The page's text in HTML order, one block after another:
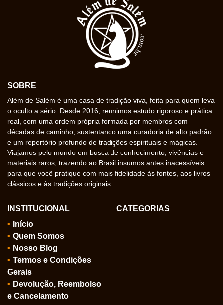
SOBRE
Além de Salém é uma casa de tradição viva, feita para quem leva
o oculto a sério. Desde 2016, reunimos estudo rigoroso e prática
real, com uma ordem própria formada por membros com
décadas de caminho, sustentando uma curadoria de alto padrão
e um repertório profundo de tradições espirituais e mágicas.
Viajamos pelo mundo em busca de conhecimento, vivências e
materiais raros, trazendo ao Brasil insumos antes inacessíveis
para que você pratique com mais fidelidade às fontes, aos livros
clássicos e às tradições originais.
INSTITUCIONAL
Início
Quem Somos
Nosso Blog
Termos e Condições
Gerais
Devolução, Reembolso
e Cancelamento
CATEGORIAS